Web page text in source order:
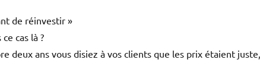
de réinvestir »
cas là ?
deux ans vous disiez à vos clients que les prix étaient juste,